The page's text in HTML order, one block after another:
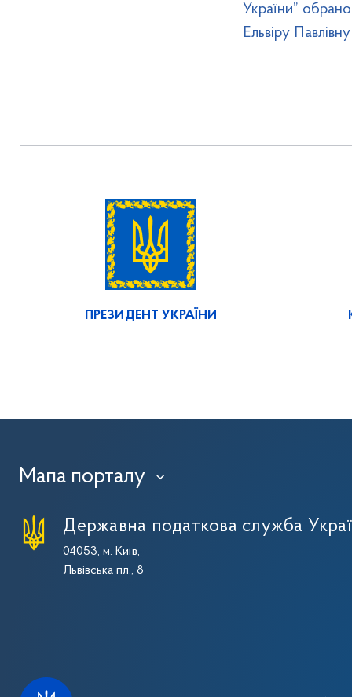
України”
Ельвіру Павлівну
ПРЕЗИДЕНТ УКРАЇНИ
Мапа порталу ›
Державна податкова служба
04053, м. Київ,
Львівська пл., 8